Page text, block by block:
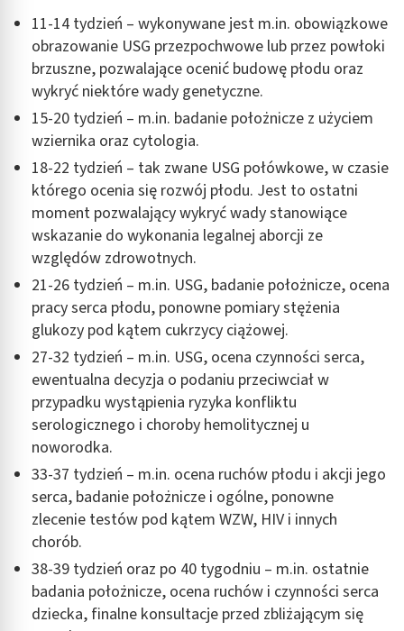
11-14 tydzień – wykonywane jest m.in. obowiązkowe
obrazowanie USG przezpochwowe lub przez powłoki
brzuszne, pozwalające ocenić budowę płodu oraz
wykryć niektóre wady genetyczne.
15-20 tydzień – m.in. badanie położnicze z użyciem
wziernika oraz cytologia.
18-22 tydzień – tak zwane USG połówkowe, w czasie
którego ocenia się rozwój płodu. Jest to ostatni
moment pozwalający wykryć wady stanowiące
wskazanie do wykonania legalnej aborcji ze
względów zdrowotnych.
21-26 tydzień – m.in. USG, badanie położnicze, ocena
pracy serca płodu, ponowne pomiary stężenia
glukozy pod kątem cukrzycy ciążowej.
27-32 tydzień – m.in. USG, ocena czynności serca,
ewentualna decyzja o podaniu przeciwciał w
przypadku wystąpienia ryzyka konfliktu
serologicznego i choroby hemolitycznej u
noworodka.
33-37 tydzień – m.in. ocena ruchów płodu i akcji jego
serca, badanie położnicze i ogólne, ponowne
zlecenie testów pod kątem WZW, HIV i innych
chorób.
38-39 tydzień oraz po 40 tygodniu – m.in. ostatnie
badania położnicze, ocena ruchów i czynności serca
dziecka, finalne konsultacje przed zbliżającym się